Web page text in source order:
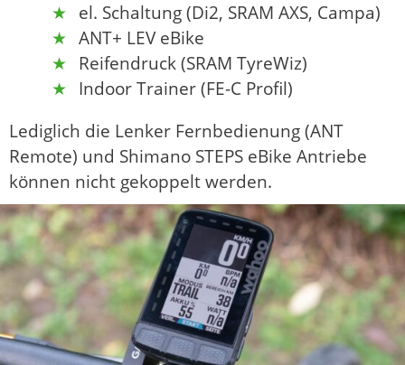
el. Schaltung (Di2, SRAM AXS, Campa)
ANT+ LEV eBike
Reifendruck (SRAM TyreWiz)
Indoor Trainer (FE-C Profil)
Lediglich die Lenker Fernbedienung (ANT
Remote) und Shimano STEPS eBike Antriebe
können nicht gekoppelt werden.